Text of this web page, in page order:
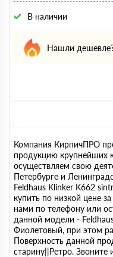
В наличии
Нашли
Компания КирпичПРО
продукцию крупнейших
осуществляем свою
Петербурге и
Feldhaus Klinker K662
купить по низкой цене
нами по телефону или
данной модели -
Фиолетовый, при этом
Поверхность данной
старину||Ретро. Звоните